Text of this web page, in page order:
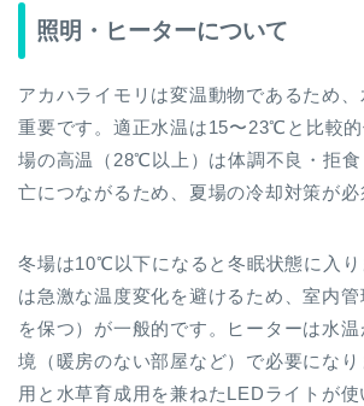
照明・ヒーターについて
アカハライモリは変温動物であるため
重要です。適正水温は15〜23℃と比較
場の高温（28℃以上）は体調不良・拒
亡につながるため、夏場の冷却対策が必
冬場は10℃以下になると冬眠状態に入
は急激な温度変化を避けるため、室内
を保つ）が一般的です。ヒーターは水
境（暖房のない部屋など）で必要にな
用と水草育成用を兼ねたLEDライトが